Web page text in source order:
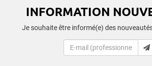
INFORMATION
Je souhaite être informé(e) des